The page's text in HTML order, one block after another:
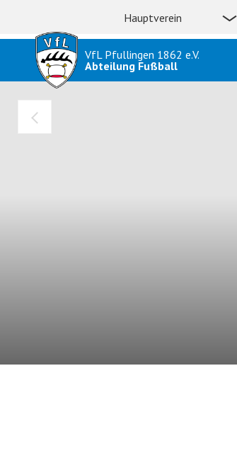
VfL Pfullingen 1862 e.V.
Abteilung Fußball
Hauptverein